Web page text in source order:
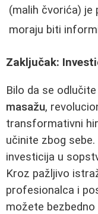
(malih čvorića) je
moraju biti
Zaključak:
Bilo da se
masažu,
transformativni
učinite zbog
investicija u
Kroz pažljivo
profesionalca i
možete